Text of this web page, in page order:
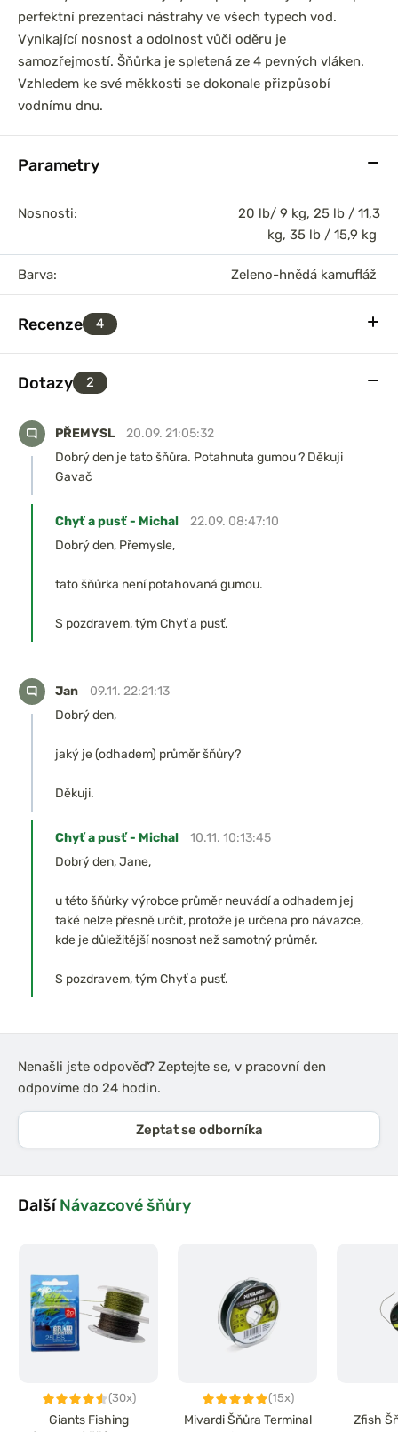
perfektní prezentaci nástrahy ve všech typech vod.
Vynikající nosnost a odolnost vůči oděru je
samozřejmostí. Šňůrka je spletená ze 4 pevných vláken.
Vzhledem ke své měkkosti se dokonale přizpůsobí
vodnímu dnu.
Parametry
Nosnosti:
20 lb/ 9 kg, 25 lb / 11,3
kg, 35 lb / 15,9 kg
Barva: Zeleno-hnědá kamufláž
Recenze 4
Dotazy 2
PŘEMYSL
20.09. 21:05:32
Dobrý den je tato šňůra. Potahnuta gumou ? Děkuji
Gavač
Chyť a pusť - Michal
22.09. 08:47:10
Dobrý den, Přemysle,
tato šňůrka není potahovaná gumou.
S pozdravem, tým Chyť a pusť.
Jan
09.11. 22:21:13
Dobrý den,
jaký je (odhadem) průměr šňůry?
Děkuji.
Chyť a pusť - Michal
10.11. 10:13:45
Dobrý den, Jane,
u této šňůrky výrobce průměr neuvádí a odhadem jej
také nelze přesně určit, protože je určena pro návazce,
kde je důležitější nosnost než samotný průměr.
S pozdravem, tým Chyť a pusť.
Nenašli jste odpověď? Zeptejte se, v pracovní den
odpovíme do 24 hodin.
Zeptat se odborníka
DalšíNávazcové šňůry
(30x)
Giants Fishing
(15x)
Mivardi Šňůra Terminal
Zfish